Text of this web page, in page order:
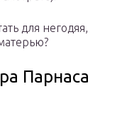
для негодяя,
Парнаса